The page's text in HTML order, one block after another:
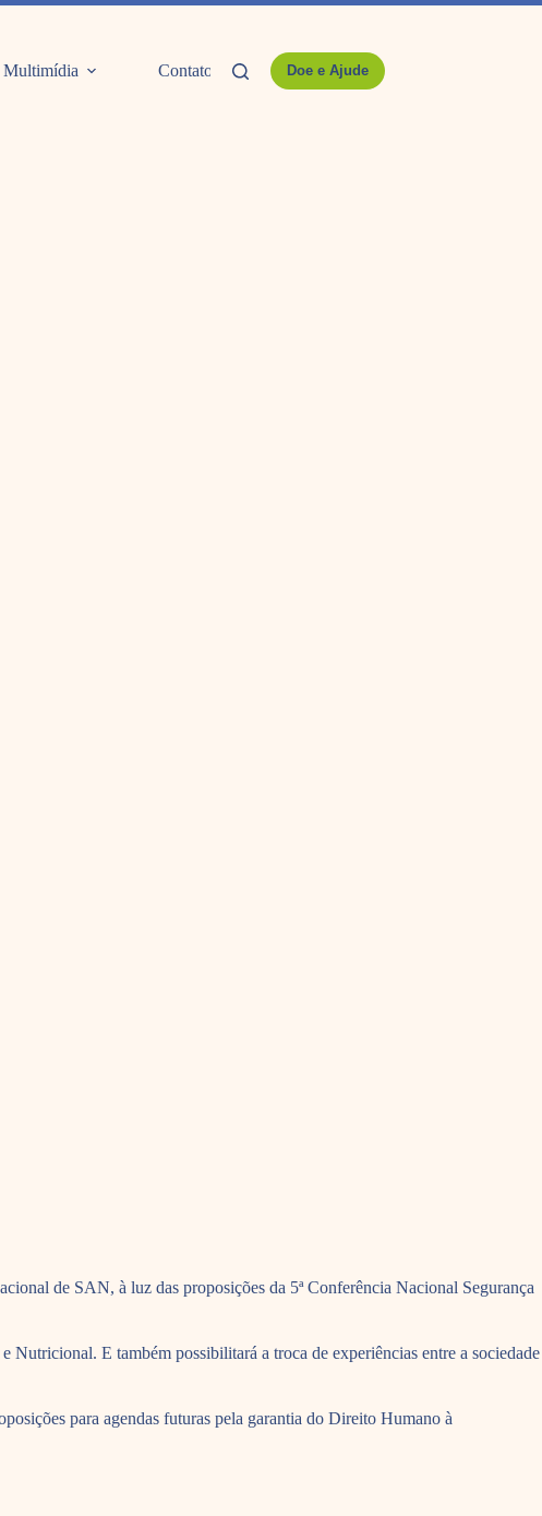
Multimídia Contato Doe e Ajude
de SAN, à luz das proposições da 5ª Conferência Nacional Segurança
E também possibilitará a troca de experiências entre a sociedade
para agendas futuras pela garantia do Direito Humano à